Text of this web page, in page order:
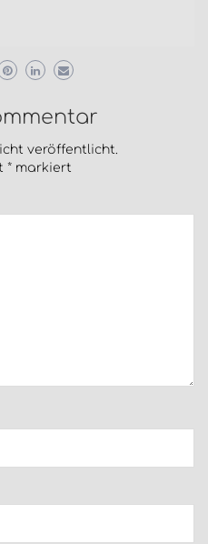
veröffentlicht.
* markiert